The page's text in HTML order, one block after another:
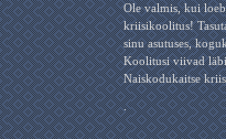
Ole valmis, kui
kriisikoolitus!
sinu asutuses,
Koolitusi viivad
Naiskodukaitse
.